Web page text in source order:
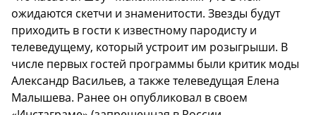
ожидаются скетчи и знаменитости. Звезды будут
приходить в гости к известному пародисту и
телеведущему, который устроит им розыгрыши. В
числе первых гостей программы были критик моды
Александр Васильев, а также телеведущая Елена
Малышева. Ранее он опубликовал в своем